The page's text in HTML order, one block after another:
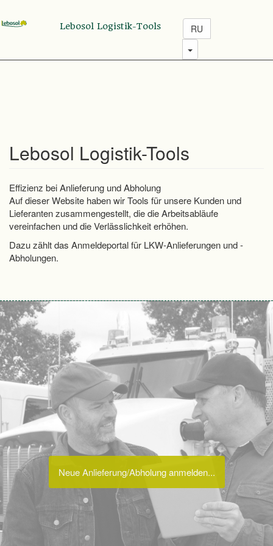
к
Lebosol Logistik-Tools
RU
Toggle Dropdown
Lebosol Logistik-Tools
Effizienz bei Anlieferung und Abholung
Auf dieser Website haben wir Tools für unsere Kunden und
Lieferanten zusammengestellt, die die Arbeitsabläufe
vereinfachen und die Verlässlichkeit erhöhen.
Dazu zählt das Anmeldeportal für LKW-Anlieferungen und -
Abholungen.
Neue Anlieferung/Abholung anmelden...